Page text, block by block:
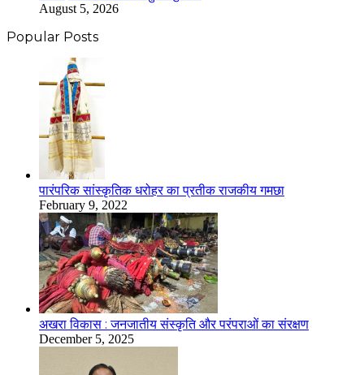
August 5, 2026
Popular Posts
​​​​​​​पारंपरिक सांस्कृतिक धरोहर का प्रतीक राजकीय गमछा
February 9, 2022
अखरा विकास : जनजातीय संस्कृति और परंपराओं का संरक्षण
December 5, 2025